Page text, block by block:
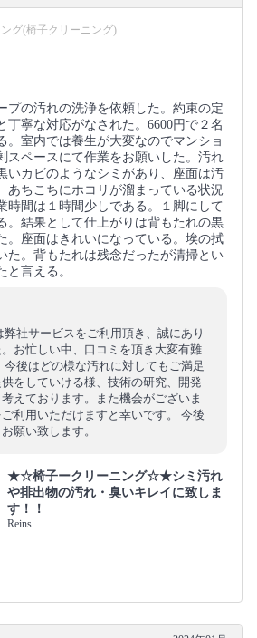
グ(椅子クリーニング)
プの汚れの洗浄を依頼した。約束の定
丁寧な対応がなされた。6600円で２名
。室内では養生が大変なのでマンショ
スペースにて作業をお願いした。汚れ
いカビのようなシミがあり、座面は汚
あちこちにホコリが溜まっている状況
時間は１時間少しである。１脚にして
。結果として仕上がりは背もたれの黒
。座面はきれいになっている。埃の拭
た。背もたれは残念だったが清掃とい
と言える。
社サービスをご利用頂き、誠にあり
お忙しい中、口コミを頂き大変有難
今後はどの様な汚れに対してもご満足
をしていける様、技術の研究、開発
えております。また機会がございま
利用いただけますと幸いです。 今後
願い致します。
★☆椅子ークリーニング☆★シミ汚れ
や排出物の汚れ・臭いキレイに致しま
す！！
Reins